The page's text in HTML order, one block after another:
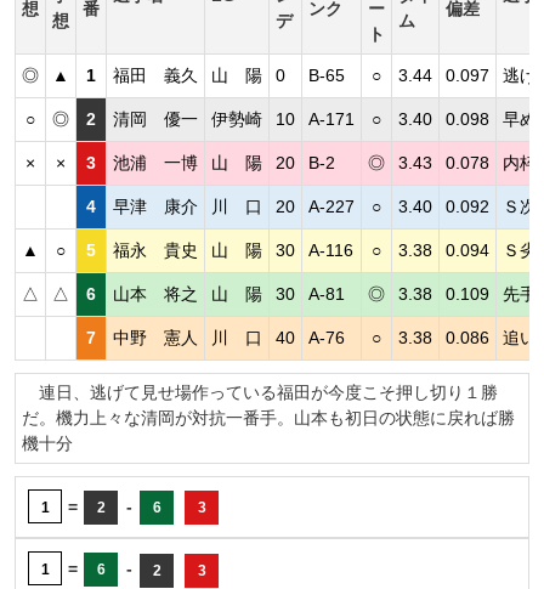
想
想
番
デ
ンク
ー
ト
ム
偏差
◎ ▲ 1 福田 義久 山 陽 0 B-65 ○ 3.44 0.097 逃げ
○ ◎ 2 清岡 優一 伊勢崎 10 A-171 ○ 3.40 0.098 早め
× × 3 池浦 一博 山 陽 20 B-2 ◎ 3.43 0.078 内枠
4 早津 康介 川 口 20 A-227 ○ 3.40 0.092 Ｓ次
▲ ○ 5 福永 貴史 山 陽 30 A-116 ○ 3.38 0.094 Ｓ劣
△ △ 6 山本 将之 山 陽 30 A-81 ◎ 3.38 0.109 先手
7 中野 憲人 川 口 40 A-76 ○ 3.38 0.086 追い
連日、逃げて見せ場作っている福田が今度こそ押し切り１勝
だ。機力上々な清岡が対抗一番手。山本も初日の状態に戻れば勝
機十分
1 = 2 - 6 3
1 = 6 - 2 3